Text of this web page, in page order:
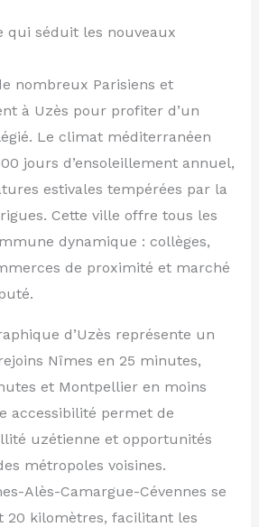
qui séduit les nouveaux
nombreux Parisiens et
à Uzès pour profiter d’un
Le climat méditerranéen
jours d’ensoleillement annuel,
estivales tempérées par la
Cette ville offre tous les
dynamique : collèges,
de proximité et marché
d’Uzès représente un
Nîmes en 25 minutes,
et Montpellier en moins
accessibilité permet de
uzétienne et opportunités
métropoles voisines.
Alès-Camargue-Cévennes se
20 kilomètres, facilitant les